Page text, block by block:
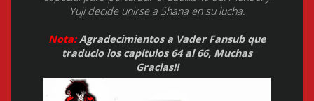
Yuji decide unirse a Shana en su lucha.
Nota:Agradecimientos a Vader Fansub que
traducio los capitulos 64 al 66, Muchas
Gracias!!